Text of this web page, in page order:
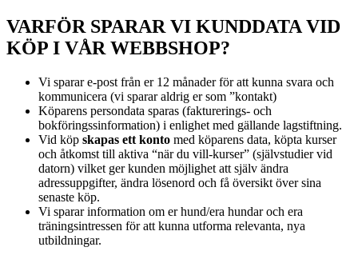
VARFÖR SPARAR VI KUNDDATA VID
KÖP I VÅR WEBBSHOP?
Vi sparar e-post från er 12 månader för att kunna svara och
kommunicera (vi sparar aldrig er som ”kontakt)
Köparens persondata sparas (fakturerings- och
bokföringssinformation) i enlighet med gällande lagstiftning.
Vid köp skapas ett konto med köparens data, köpta kurser
och åtkomst till aktiva “när du vill-kurser” (självstudier vid
datorn) vilket ger kunden möjlighet att själv ändra
adressuppgifter, ändra lösenord och få översikt över sina
senaste köp.
Vi sparar information om er hund/era hundar och era
träningsintressen för att kunna utforma relevanta, nya
utbildningar.